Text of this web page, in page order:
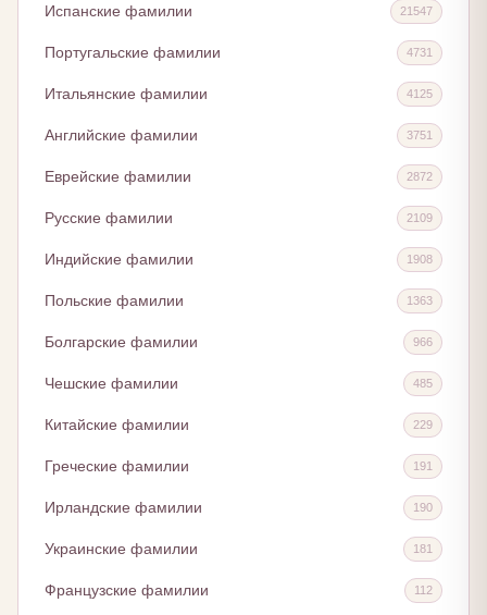
Испанские фамилии 21547
Португальские фамилии 4731
Итальянские фамилии 4125
Английские фамилии 3751
Еврейские фамилии 2872
Русские фамилии 2109
Индийские фамилии 1908
Польские фамилии 1363
Болгарские фамилии 966
Чешские фамилии 485
Китайские фамилии 229
Греческие фамилии 191
Ирландские фамилии 190
Украинские фамилии 181
Французские фамилии 112